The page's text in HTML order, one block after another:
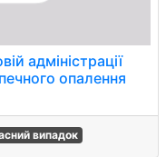
адміністрації
опалення
випадок